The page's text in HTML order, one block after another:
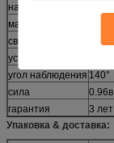
напряжение тока
материал
светлый цвет
РГБ
установка
угол наблюдения 140°
сила
0.96в
гарантия
3 лет
Упаковка & доставка: